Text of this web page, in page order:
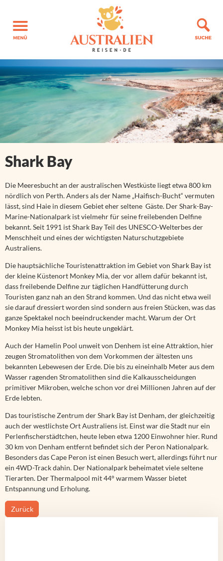
Shark Bay
Die Meeresbucht an der australischen Westküste liegt etwa 800 km
nördlich von Perth. Anders als der Name „Haifisch-Bucht“ vermuten
lässt, sind Haie in diesem Gebiet eher seltene Gäste. Der Shark-Bay-
Marine-Nationalpark ist vielmehr für seine freilebenden Delfine
bekannt. Seit 1991 ist Shark Bay Teil des UNESCO-Welterbes der
Menschheit und eines der wichtigsten Naturschutzgebiete
Australiens.
Die hauptsächliche Touristenattraktion im Gebiet von Shark Bay ist
der kleine Küstenort Monkey Mia, der vor allem dafür bekannt ist,
dass freilebende Delfine zur täglichen Handfütterung durch
Touristen ganz nah an den Strand kommen. Und das nicht etwa weil
sie darauf dressiert worden sind sondern aus freien Stücken, was das
ganze Spektakel noch beeindruckender macht. Warum der Ort
Monkey Mia heisst ist bis heute ungeklärt.
Auch der Hamelin Pool unweit von Denhem ist eine Attraktion, hier
zeugen Stromatolithen von dem Vorkommen der ältesten uns
bekannten Lebewesen der Erde. Die bis zu eineinhalb Meter aus dem
Wasser ragenden Stromatolithen sind die Kalkausscheidungen
primitiver Mikroben, welche schon vor drei Millionen Jahren auf der
Erde lebten.
Das touristische Zentrum der Shark Bay ist Denham, der gleichzeitig
auch der westlichste Ort Australiens ist. Einst war die Stadt nur ein
Perlenfischerstädtchen, heute leben etwa 1200 Einwohner hier. Rund
30 km von Denham entfernt befindet sich der Peron Nationalpark.
Besonders das Cape Peron ist einen Besuch wert, allerdings führt nur
ein 4WD-Track dahin. Der Nationalpark beheimatet viele seltene
Tierarten. Der Thermalpool mit 44° warmem Wasser bietet
Entspannung und Erholung.
Zurück